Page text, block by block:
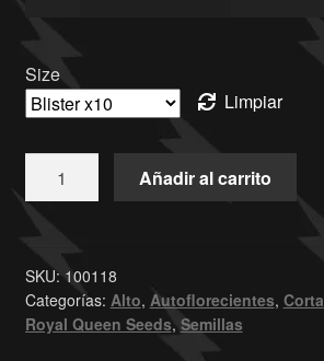
Size
Limpiar
Añadir al carrito
SKU: 100118
Categorías: Alto, Autoflorecientes, Corta
Royal Queen Seeds, Semillas